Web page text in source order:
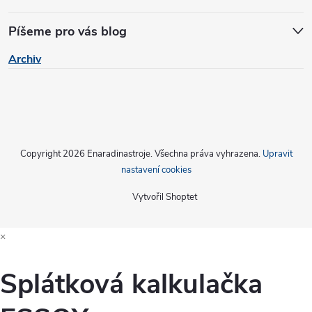
ý
p
Píšeme pro vás blog
Archiv
Vytvořil Shoptet
Copyright 2026 Enaradinastroje. Všechna práva vyhrazena. Upravit
nastavení cookies
×
Splátková kalkulačka